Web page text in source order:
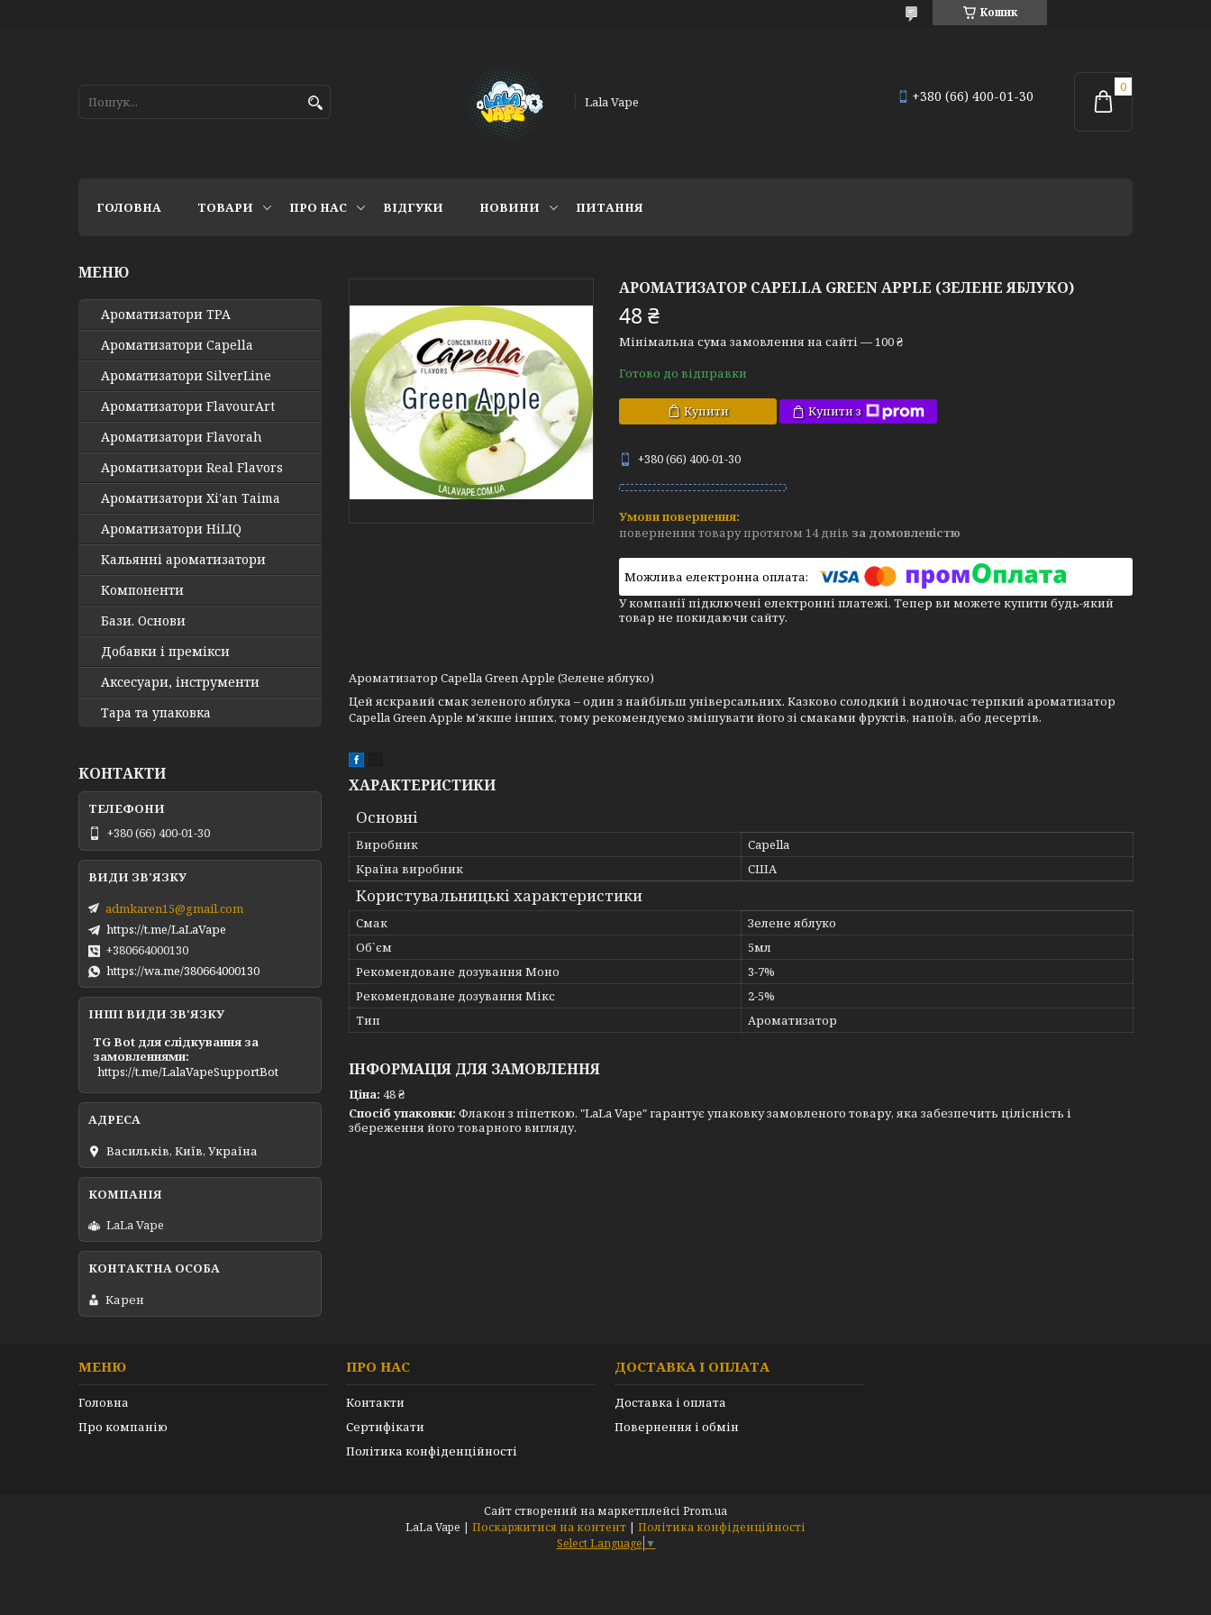
Кошик
Lala Vape +380 (66) 400-01-30
ГОЛОВНА ТОВАРИ ПРО НАС ВІДГУКИ НОВИНИ ПИТАННЯ
АРОМАТИЗАТОР CAPELLA GREEN APPLE (ЗЕЛЕНЕ ЯБЛУКО)
48 ₴
Мінімальна сума замовлення на сайті — 100 ₴
Готово до відправки
Купити Купити з
+380 (66) 400-01-30
повернення товару протягом 14 днів за домовленістю
У компанії підключені електронні платежі. Тепер ви можете купити будь-який
товар не покидаючи сайту.
Ароматизатор Capella Green Apple (Зелене яблуко)
Цей яскравий смак зеленого яблука – один з найбільш універсальних. Казково солодкий і водночас терпкий ароматизатор
Capella Green Apple м'якше інших, тому рекомендуємо змішувати його зі смаками фруктів, напоїв, або десертів.
ХАРАКТЕРИСТИКИ
Основні
Виробник
Capella
Країна виробник
США
Користувальницькі характеристики
Смак
Зелене яблуко
Об`єм
5мл
Рекомендоване дозування Моно
3-7%
Рекомендоване дозування Мікс
2-5%
Тип
Ароматизатор
ІНФОРМАЦІЯ ДЛЯ ЗАМОВЛЕННЯ
Ціна: 48 ₴
Спосіб упаковки: Флакон з піпеткою. "LaLa Vape" гарантує упаковку замовленого товару, яка забезпечить цілісність і
збереження його товарного вигляду.
Ароматизатори TPA
Ароматизатори Capella
Ароматизатори SilverLine
Ароматизатори FlavourArt
Ароматизатори Flavorah
Ароматизатори Real Flavors
Ароматизатори Xi'an Taima
Ароматизатори HiLIQ
Кальянні ароматизатори
Компоненти
Бази. Основи
Добавки і премікси
Аксесуари, інструменти
Тара та упаковка
КОНТАКТИ
+380 (66) 400-01-30
admkaren15@gmail.com
https://t.me/LaLaVape
+380664000130
https://wa.me/380664000130
ІНШІ ВИДИ ЗВ'ЯЗКУ
TG Bot для слідкування за
замовленнями
https://t.me/LalaVapeSupportBot
Васильків, Київ, Україна
LaLa Vape
Карен
МЕНЮ
Головна
Про компанію
ПРО НАС
Контакти
Сертифікати
Політика конфіденційності
ДОСТАВКА І ОПЛАТА
Доставка і оплата
Повернення і обмін
Сайт створений на маркетплейсі Prom.ua
LaLa Vape | Поскаржитися на контент | Політика конфіденційності
Select Language ▼